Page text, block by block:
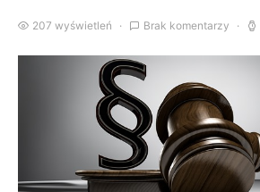
207 wyświetleń Brak komentarzy